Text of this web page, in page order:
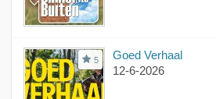
5
Goed Verhaal
12-6-2026